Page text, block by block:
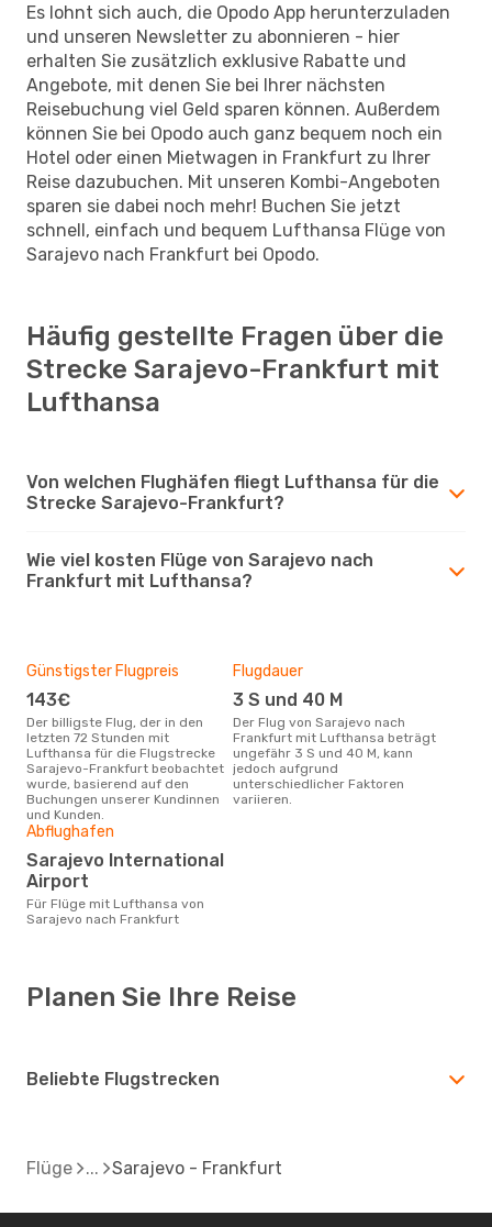
Es lohnt sich auch, die Opodo App herunterzuladen
und unseren Newsletter zu abonnieren - hier
erhalten Sie zusätzlich exklusive Rabatte und
Angebote, mit denen Sie bei Ihrer nächsten
Reisebuchung viel Geld sparen können. Außerdem
können Sie bei Opodo auch ganz bequem noch ein
Hotel oder einen Mietwagen in Frankfurt zu Ihrer
Reise dazubuchen. Mit unseren Kombi-Angeboten
sparen sie dabei noch mehr! Buchen Sie jetzt
schnell, einfach und bequem Lufthansa Flüge von
Sarajevo nach Frankfurt bei Opodo.
Häufig gestellte Fragen über die
Strecke Sarajevo-Frankfurt mit
Lufthansa
Von welchen Flughäfen fliegt Lufthansa für die
Strecke Sarajevo-Frankfurt?
Wie viel kosten Flüge von Sarajevo nach
Frankfurt mit Lufthansa?
Günstigster Flugpreis
143€
Der billigste Flug, der in den
letzten 72 Stunden mit
Lufthansa für die Flugstrecke
Sarajevo-Frankfurt beobachtet
wurde, basierend auf den
Buchungen unserer Kundinnen
und Kunden.
Flugdauer
3 S und 40 M
Der Flug von Sarajevo nach
Frankfurt mit Lufthansa beträgt
ungefähr 3 S und 40 M, kann
jedoch aufgrund
unterschiedlicher Faktoren
variieren.
Abflughafen
Sarajevo International
Airport
Für Flüge mit Lufthansa von
Sarajevo nach Frankfurt
Planen Sie Ihre Reise
Beliebte Flugstrecken
Flüge Sarajevo - Frankfurt